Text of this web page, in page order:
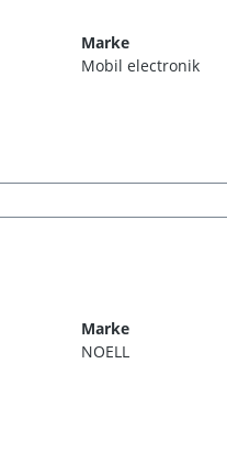
Marke
Mobil electronik
Marke
NOELL